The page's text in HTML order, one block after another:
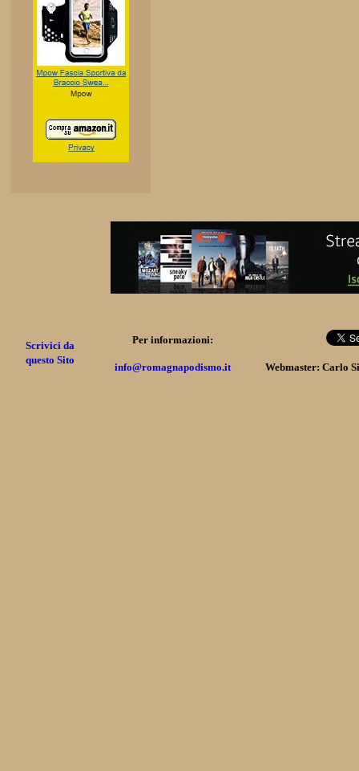
Scrivici da
questo Sito
Per informazioni:
info@romagnapodismo.it Webmaster: Carlo